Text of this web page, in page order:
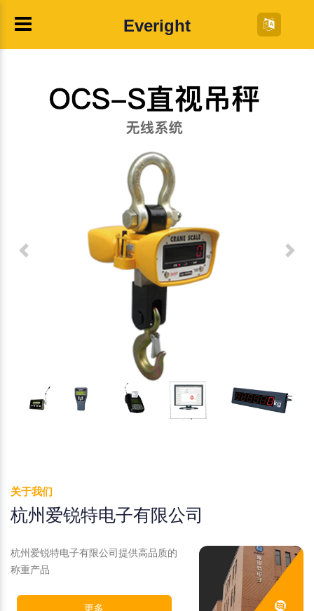
Everight
关于我们
杭州爱锐特电子有限公司
杭州爱锐特电子有限公司提供高品质的
称重产品
更多